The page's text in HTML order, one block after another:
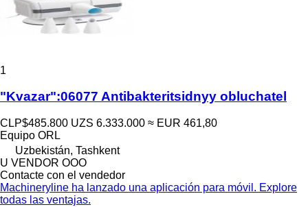
1
"Kvazar":06077 Antibakteritsidnyy obluchatel
CLP$485.800 UZS 6.333.000 ≈ EUR 461,80
Equipo ORL
Uzbekistán, Tashkent
U VENDOR OOO
Contacte con el vendedor
Machineryline ha lanzado una aplicación para móvil. Explore
todas las ventajas.